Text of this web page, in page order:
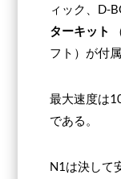
ィック、D-
ターキット
フト）が付属
最大速度は
である。
N1は決して